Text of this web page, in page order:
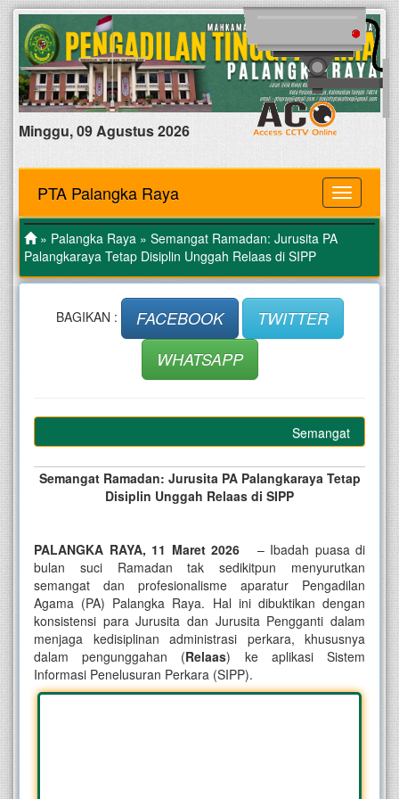
Minggu, 09 Agustus 2026
MENU
PTA Palangka Raya
» Palangka Raya » Semangat Ramadan: Jurusita PA
Palangkaraya Tetap Disiplin Unggah Relaas di SIPP
BAGIKAN : FACEBOOK
TWITTER
WHATSAPP
Semangat
Semangat Ramadan: Jurusita PA Palangkaraya Tetap
Disiplin Unggah Relaas di SIPP
PALANGKA RAYA, 11 Maret 2026
– Ibadah puasa di
bulan suci Ramadan tak sedikitpun menyurutkan
semangat dan profesionalisme aparatur Pengadilan
Agama (PA) Palangka Raya. Hal ini dibuktikan dengan
konsistensi para Jurusita dan Jurusita Pengganti dalam
menjaga kedisiplinan administrasi perkara, khususnya
dalam pengunggahan (Relaas) ke aplikasi Sistem
Informasi Penelusuran Perkara (SIPP).